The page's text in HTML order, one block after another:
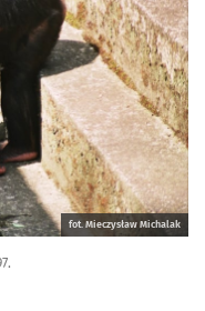
fot. Mieczysław Michalak